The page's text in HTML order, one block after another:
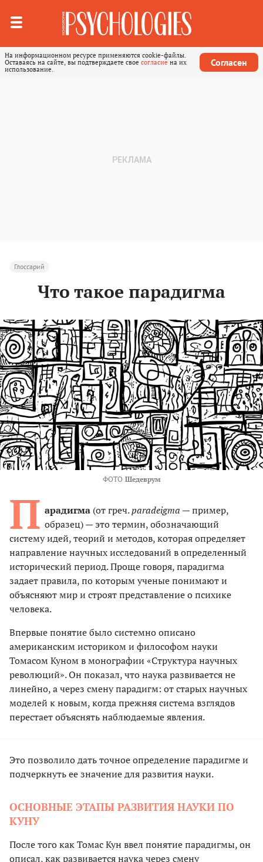
На информационном ресурсе применяются cookie-файлы.
Оставаясь на сайте, вы подтверждаете свое согласие на их
использование.
Согласен
Глоссарий
Что такое парадигма
ФОТО Шедеврум
П арадигма (от греч.paradeigma — пример,
образец) — это термин, обозначающий
систему идей, теорий и методов, которая определяет
направление научных исследований в определенный
исторический период. Проще говоря, парадигма
задает правила, по которым ученые понимают и
объясняют мир и строят представление о психике
человека.
Впервые понятие было системно описано
американским историком и философом науки
Томасом Куном в монографии «Структура научных
революций». Он показал, что наука развивается не
линейно, а через смену парадигм: от старых научных
моделей к новым, когда прежняя система взглядов
перестает объяснять наблюдаемые явления.
Это позволило дать точное определение парадигме и
подчеркнуть ее значение для развития науки.
ОСНОВНЫЕ ЭТАПЫ РАЗВИТИЯ НАУКИ ПО
КУНУ
После того как Томас Кун ввел понятие парадигмы, он
описал, как развивается наука через смену